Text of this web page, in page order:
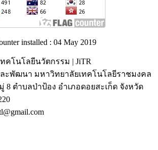
installed : 04 May 2019
ทคโนโลยีนวัตกรรม | JiTR
ะพัฒนา มหาวิทยาลัยเทคโนโลยีราชมงคล
8 ตำบลป่าป้อง อำเภอดอยสะเก็ด จังหวัด